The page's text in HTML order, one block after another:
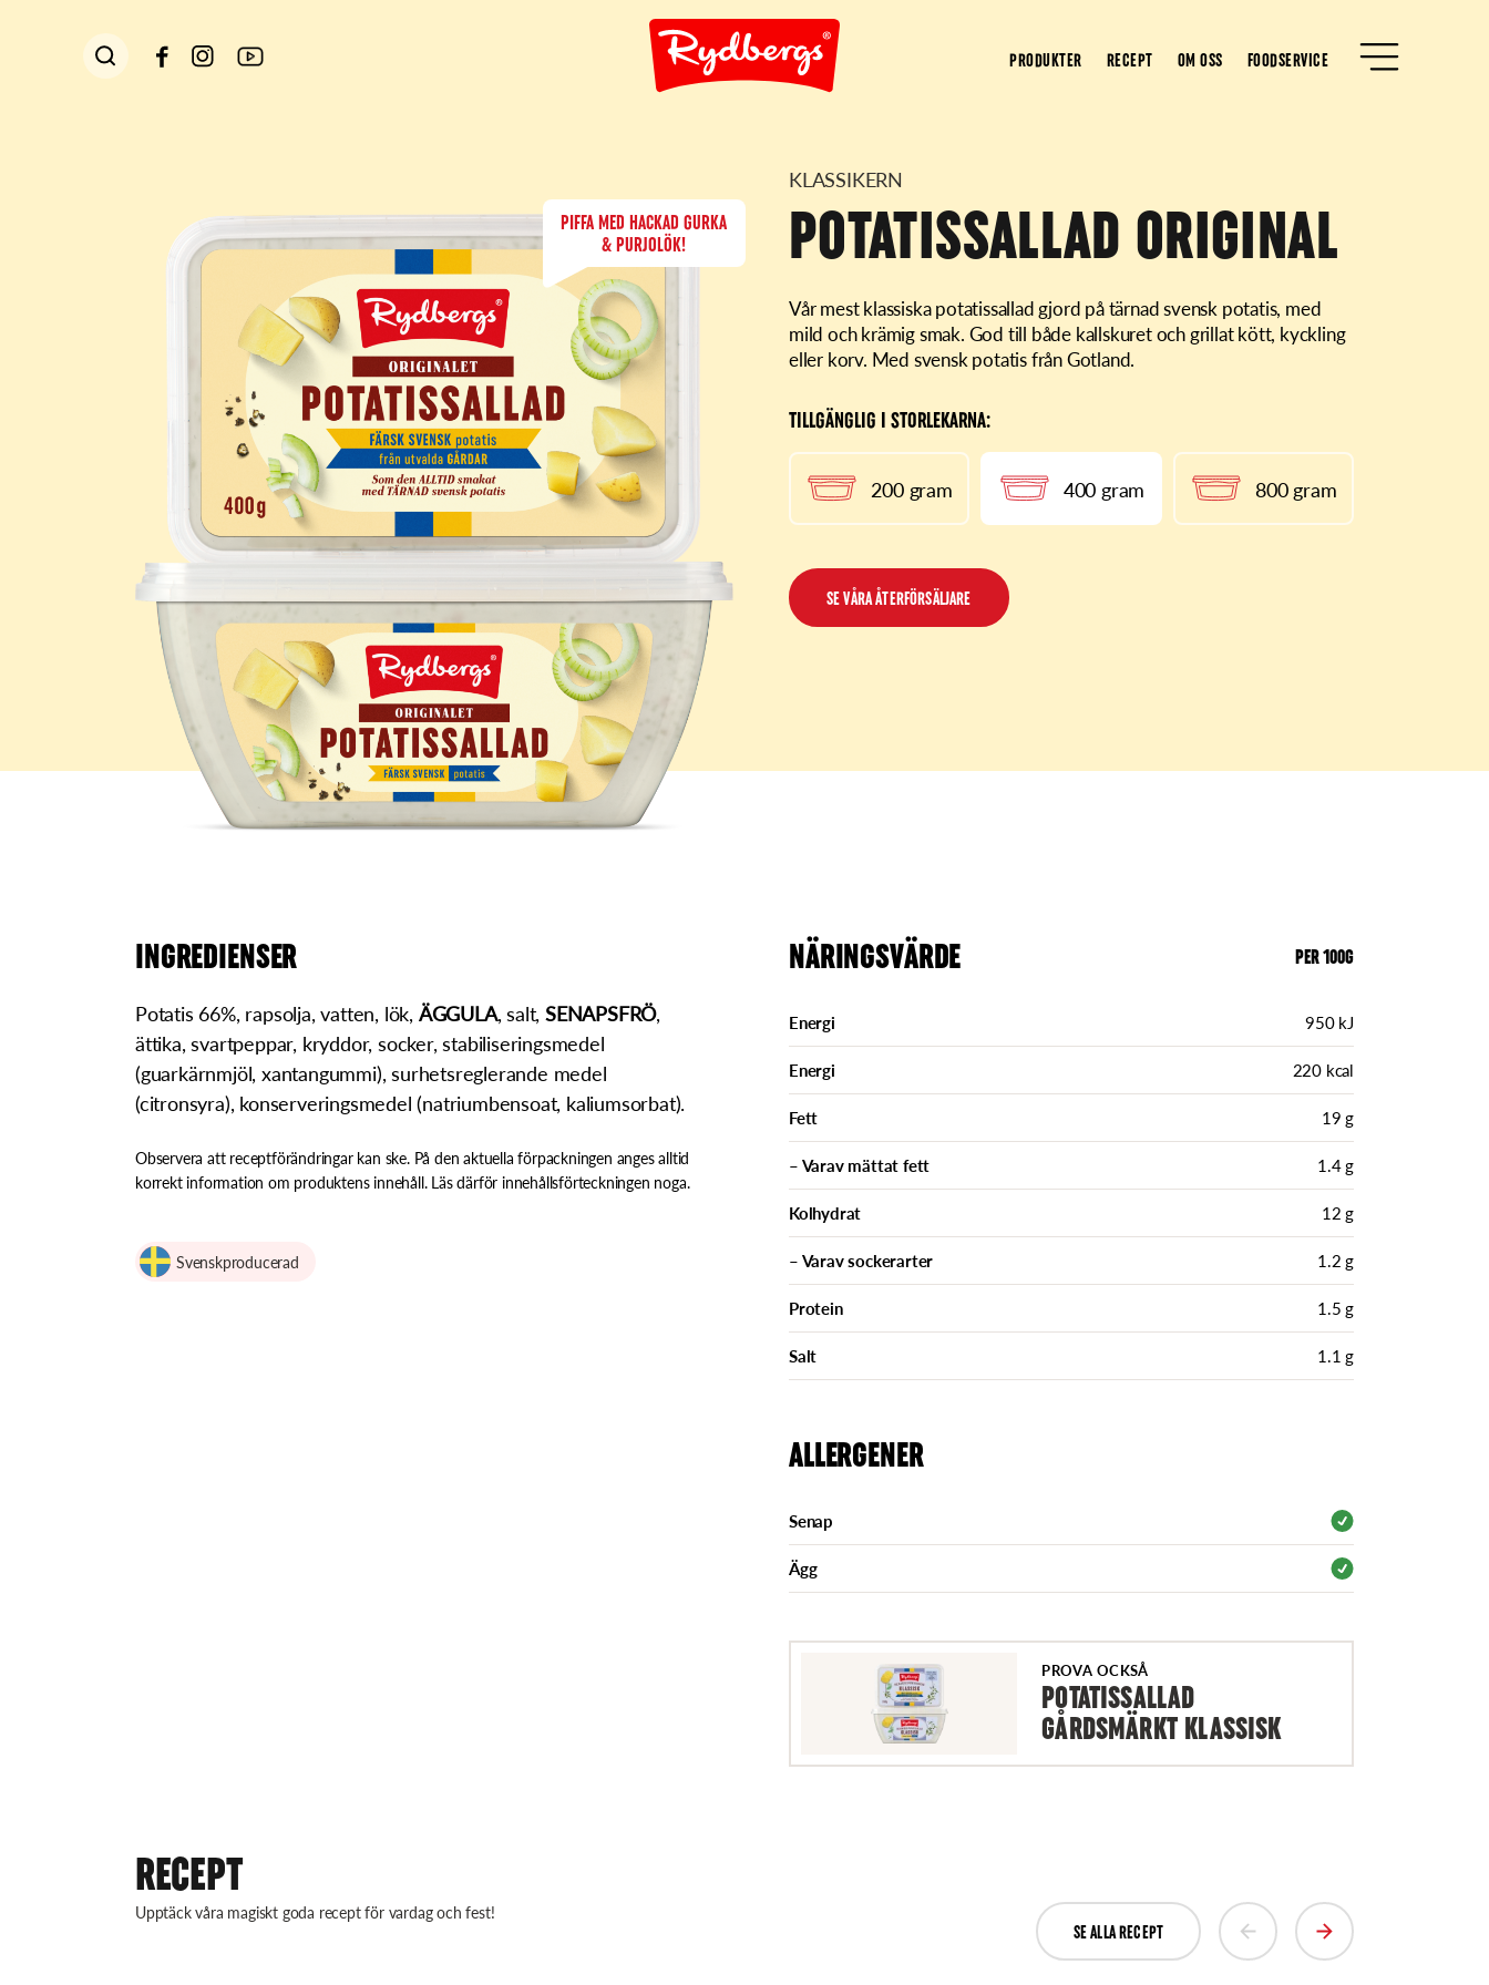
PRODUKTER RECEPT OM OSS FOODSERVICE
PIFFA MED HACKAD GURKA
& PURJOLÖK!
KLASSIKERN
POTATISSALLAD ORIGINAL
Vår mest klassiska potatissallad gjord på tärnad svensk potatis, med
mild och krämig smak. God till både kallskuret och grillat kött, kyckling
eller korv. Med svensk potatis från Gotland.
TILLGÄNGLIG I STORLEKARNA:
200 gram 400 gram 800 gram
SE VÅRA ÅTERFÖRSÄLJARE
INGREDIENSER
Potatis 66%, rapsolja, vatten, lök, ÄGGULA, salt,SENAPSFRÖ,
ättika, svartpeppar, kryddor, socker, stabiliseringsmedel
(guarkärnmjöl, xantangummi), surhetsreglerande medel
(citronsyra), konserveringsmedel (natriumbensoat, kaliumsorbat).
Observera att receptförändringar kan ske. På den aktuella förpackningen anges alltid
korrekt information om produktens innehåll. Läs därför innehållsförteckningen noga.
Svenskproducerad
NÄRINGSVÄRDE PER 100G
Energi 950 kJ
Energi 220 kcal
Fett 19 g
– Varav mättat fett 1.4 g
Kolhydrat 12 g
– Varav sockerarter 1.2 g
Protein 1.5 g
Salt 1.1 g
ALLERGENER
Senap
Ägg
PROVA OCKSÅ
POTATISSALLAD
GÅRDSMÄRKT KLASSISK
RECEPT
Upptäck våra magiskt goda recept för vardag och fest!
SE ALLA RECEPT